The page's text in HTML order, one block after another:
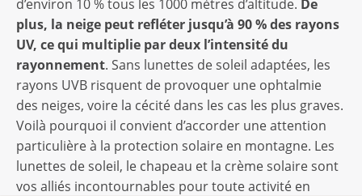
d’environ 10 % tous les 1000 mètres d’altitude. De
plus, la neige peut refléter jusqu’à 90 % des rayons
UV, ce qui multiplie par deux l’intensité du
rayonnement. Sans lunettes de soleil adaptées, les
rayons UVB risquent de provoquer une ophtalmie
des neiges, voire la cécité dans les cas les plus graves.
Voilà pourquoi il convient d’accorder une attention
particulière à la protection solaire en montagne. Les
lunettes de soleil, le chapeau et la crème solaire sont
vos alliés incontournables pour toute activité en